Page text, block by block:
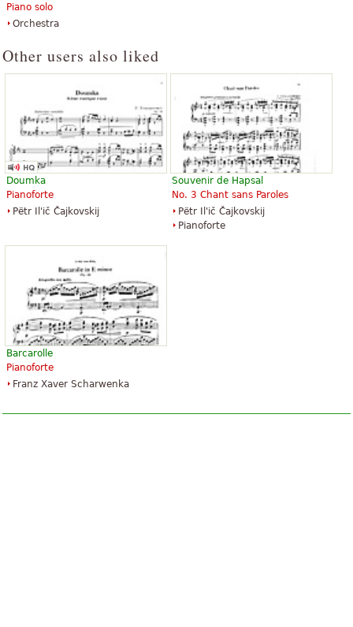
Piano solo
Orchestra
Other users also liked
Doumka
Pianoforte
Pëtr Il'ič Čajkovskij
Souvenir de Hapsal
No. 3 Chant sans Paroles
Pëtr Il'ič Čajkovskij
Pianoforte
Barcarolle
Pianoforte
Franz Xaver Scharwenka